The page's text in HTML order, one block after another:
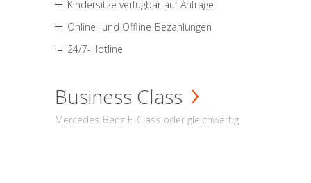
Kindersitze verfügbar auf Anfrage
Online- und Offline-Bezahlungen
24/7-Hotline
Business Class
Mercedes-Benz E-Class oder gleichwärtig